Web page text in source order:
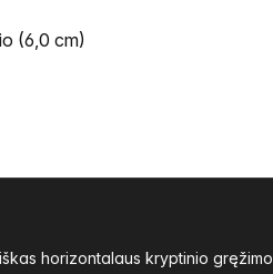
(6,0 cm)
horizontalaus kryptinio